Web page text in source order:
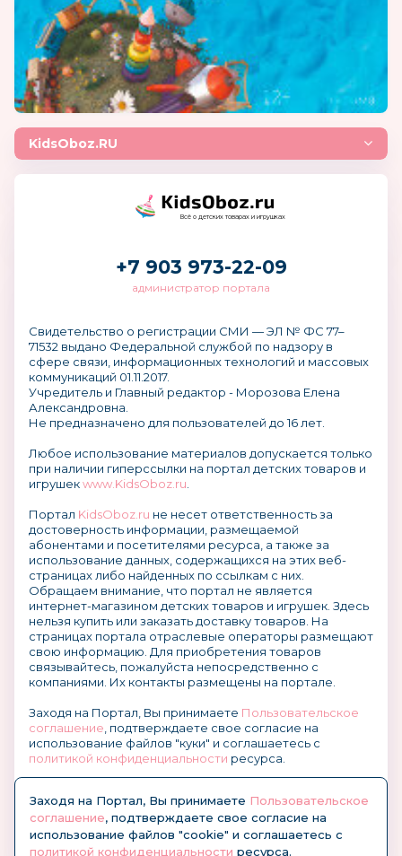
KidsOboz.RU
Всё о детских товарах и игрушках
+7 903 973-22-09
администратор портала
Свидетельство о регистрации СМИ — ЭЛ № ФС 77–
71532 выдано Федеральной службой по надзору в
сфере связи, информационных технологий и массовых
коммуникаций 01.11.2017.
Учредитель и Главный редактор - Морозова Елена
Александровна.
Не предназначено для пользователей до 16 лет.
Любое использование материалов допускается только
при наличии гиперссылки на портал детских товаров и
игрушекwww.KidsOboz.ru
Портал KidsOboz.ru не несет ответственность за
достоверность информации, размещаемой
абонентами и посетителями ресурса, а также за
использование данных, содержащихся на этих веб-
страницах либо найденных по ссылкам с них.
Обращаем внимание, что портал не является
интернет-магазином детских товаров и игрушек. Здесь
нельзя купить или заказать доставку товаров. На
страницах портала отраслевые операторы размещают
свою информацию. Для приобретения товаров
связывайтесь, пожалуйста непосредственно с
компаниями. Их контакты размещены на портале.
Заходя на Портал, Вы принимаете Пользовательское
соглашение , подтверждаете свое согласие на
использование файлов "куки" и соглашаетесь с
политикой конфиденциальности ресурса.
Заходя на Портал, Вы принимаете Пользовательское
соглашение, подтверждаете свое согласие на
использование файлов "cookie" и соглашаетесь с
политикой конфиденциальности ресурса.